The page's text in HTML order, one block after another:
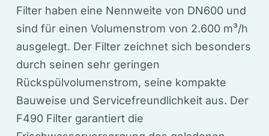
Filter haben eine Nennweite von DN600 und
sind für einen Volumenstrom von 2.600 m³/h
ausgelegt. Der Filter zeichnet sich besonders
durch seinen sehr geringen
Rückspülvolumenstrom, seine kompakte
Bauweise und Servicefreundlichkeit aus. Der
F490 Filter garantiert die